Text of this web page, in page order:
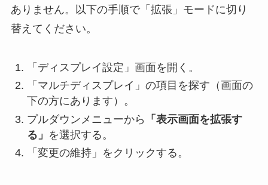
ありません。以下の手順で「拡張」モードに切り
替えてください。
「ディスプレイ設定」画面を開く。
「マルチディスプレイ」の項目を探す（画面の
下の方にあります）。
プルダウンメニューから
「表示画面を拡張す
る」 を選択する。
「変更の維持」をクリックする。